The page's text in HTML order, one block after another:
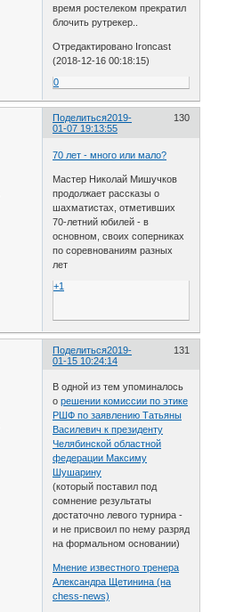
время ростелеком прекратил
блочить рутрекер..
Отредактировано Ironcast
(2018-12-16 00:18:15)
0
Поделиться 130
2019-
01-07 19:13:55
70 лет - много или мало?
Мастер Николай Мишучков
продолжает рассказы о
шахматистах, отметивших
70-летний юбилей - в
основном, своих соперниках
по соревнованиям разных
лет
+1
Поделиться 131
2019-
01-15 10:24:14
В одной из тем упоминалось
орешении комиссии по этике
РШФ по заявлению Татьяны
Василевич к президенту
Челябинской областной
федерации Максиму
Шушарину
(который поставил под
сомнение результаты
достаточно левого турнира -
и не присвоил по нему разряд
на формальном основании)
Мнение известного тренера
Александра Щетинина (на
chess-news)